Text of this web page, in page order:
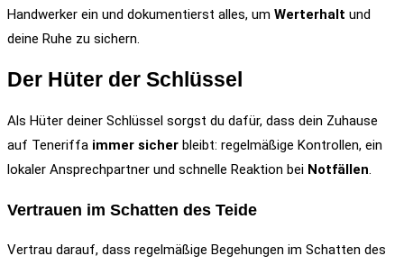
Handwerker ein und dokumentierst alles, um Werterhalt und
deine Ruhe zu sichern.
Der Hüter der Schlüssel
Als Hüter deiner Schlüssel sorgst du dafür, dass dein Zuhause
auf Teneriffa immer sicher bleibt: regelmäßige Kontrollen, ein
lokaler Ansprechpartner und schnelle Reaktion bei Notfällen.
Vertrauen im Schatten des Teide
Vertrau darauf, dass regelmäßige Begehungen im Schatten des